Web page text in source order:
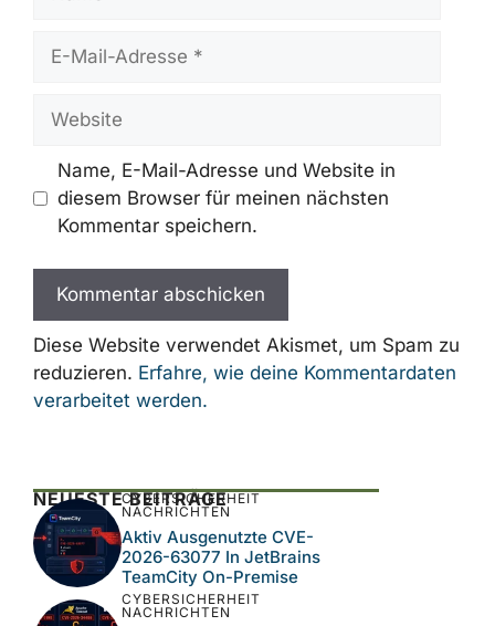
Website
Name, E-Mail-Adresse und Website in
diesem Browser für meinen nächsten
Kommentar speichern.
Diese Website verwendet Akismet, um Spam zu
reduzieren. Erfahre, wie deine Kommentardaten
verarbeitet werden.
NEUESTE BEITRÄGE
CYBERSICHERHEIT
NACHRICHTEN
Aktiv Ausgenutzte CVE-
2026-63077 In JetBrains
TeamCity On-Premise
CYBERSICHERHEIT
NACHRICHTEN